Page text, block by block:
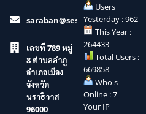
saraban@sesaonara.go.th
เลขที่ 789 หมู่
8 ตำบลลำภู
อำเภอเมือง
จังหวัด
นราธิวาส
96000
Users
Yesterday : 962
This Year :
264433
Total Users :
669858
Who's
Online : 7
Your IP